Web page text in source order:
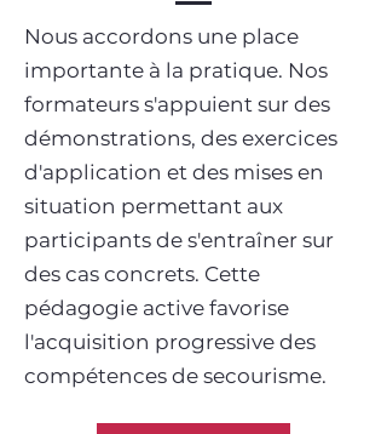
Nous accordons une place
importante à la pratique. Nos
formateurs s'appuient sur des
démonstrations, des exercices
d'application et des mises en
situation permettant aux
participants de s'entraîner sur
des cas concrets. Cette
pédagogie active favorise
l'acquisition progressive des
compétences de secourisme.